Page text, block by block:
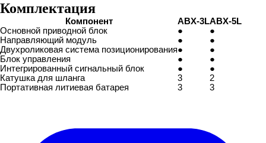
Комплектация
Компонент ABX-3LABX-5L
Основной приводной блок
●
●
Направляющий модуль
●
●
Двухроликовая система позиционирования●
●
Блок управления
●
●
Интегрированный сигнальный блок
●
●
Катушка для шланга
3
2
Портативная литиевая батарея
3 3